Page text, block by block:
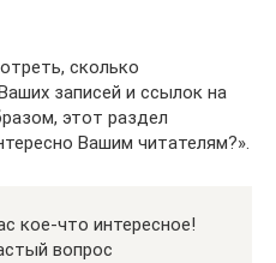
сколько
записей и ссылок на
этот раздел
Вашим читателям?».
кое-что интересное!
вопрос